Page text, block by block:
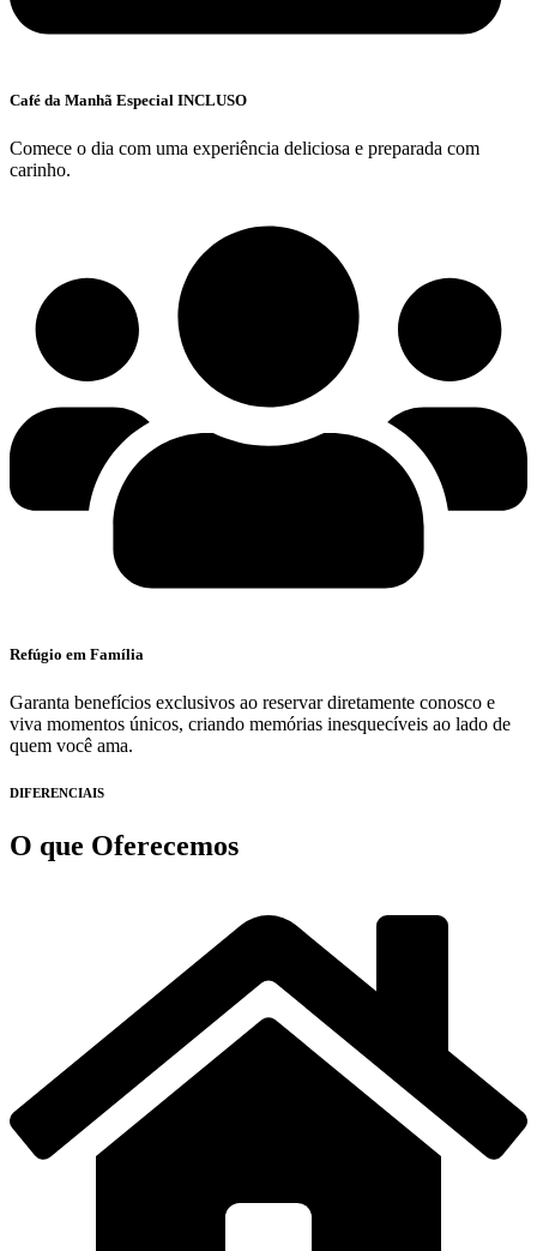
Café da Manhã Especial INCLUSO
Comece o dia com uma experiência deliciosa e preparada com
carinho.
Refúgio em Família
Garanta benefícios exclusivos ao reservar diretamente conosco e
viva momentos únicos, criando memórias inesquecíveis ao lado de
quem você ama.
DIFERENCIAIS
O que Oferecemos